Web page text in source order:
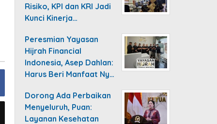
Risiko, KPI dan KRI Jadi
Kunci Kinerja…
Peresmian Yayasan
Hijrah Financial
Indonesia, Asep Dahlan:
Harus Beri Manfaat Ny…
Dorong Ada Perbaikan
Menyeluruh, Puan:
Layanan Kesehatan